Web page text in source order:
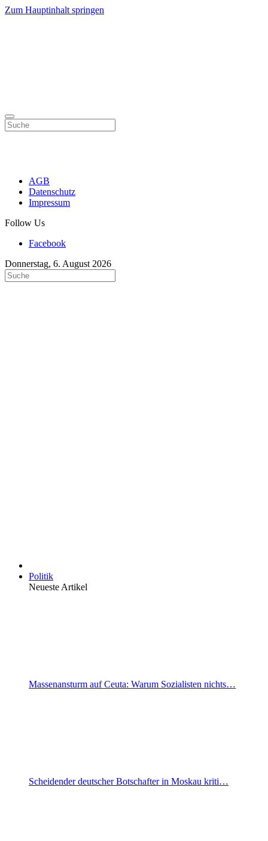
Zum Hauptinhalt springen
AGB
Datenschutz
Impressum
Follow Us
Facebook
Donnerstag, 6. August 2026
Politik
Neueste Artikel
Massenansturm auf Ceuta: Warum Sozialisten nichts…
Scheidender deutscher Botschafter in Moskau kriti…